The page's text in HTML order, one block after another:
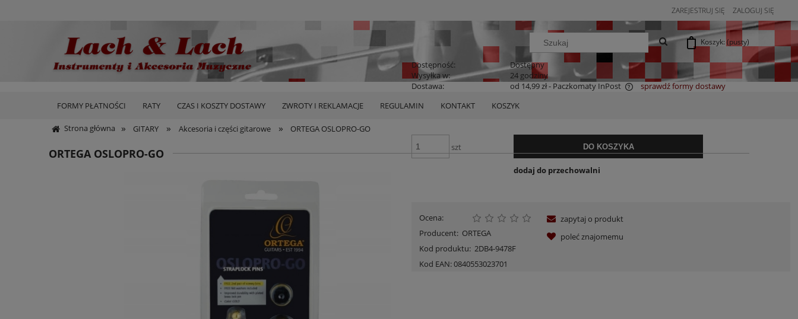
ZAREJESTRUJ SIĘ ZALOGUJ SIĘ
Koszyk: (pusty)
FORMY PŁATNOŚCI RATY CZAS I KOSZTY DOSTAWY ZWROTY I REKLAMACJE REGULAMIN KONTAKT KOSZYK
Strona główna » GITARY » Akcesoria i części gitarowe » ORTEGA OSLOPRO-GO
ORTEGA OSLOPRO-GO
Dostępność:
Dostępny
Wysyłka w:
24 godziny
Dostawa:
od 14,99 zł- Paczkomaty InPost
Cena nie zawiera ewentualnych kosztów
sprawdź formy dostawy
Cena: 77,00 zł
szt DO KOSZYKA
dodaj do przechowalni
Ocena:
Producent: ORTEGA
Kod produktu: 2DB4-9478F
Kod EAN:0840553023701
zapytaj o produkt
poleć znajomemu